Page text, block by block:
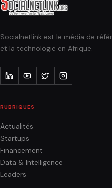
Socialnetlink est le média de
et la technologie en Afrique.
RUBRIQUES
Actualités
Startups
Financement
Data & Intelligence
Leaders